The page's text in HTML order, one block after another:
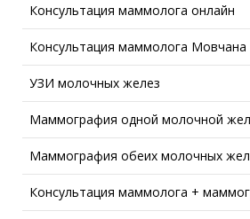
Консультация маммолога онлайн
Консультация маммолога
УЗИ молочных желез
Маммография одной молочной
Маммография обеих молочных
Консультация маммолога +